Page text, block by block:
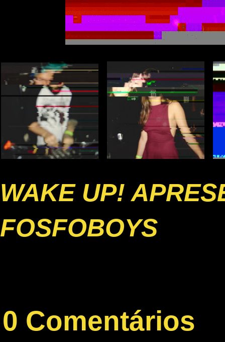
WAKE UP!
FOSFOBOYS
0 Comentários